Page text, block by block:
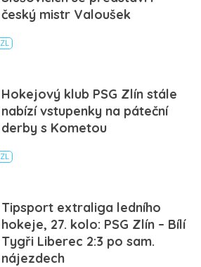
český mistr Valoušek
ZL
Hokejový klub PSG Zlín stále
nabízí vstupenky na páteční
derby s Kometou
ZL
Tipsport extraliga ledního
hokeje, 27. kolo: PSG Zlín – Bílí
Tygři Liberec 2:3 po sam.
nájezdech